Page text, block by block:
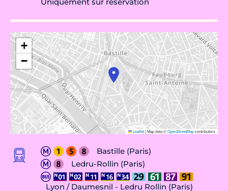
+
−
Leaflet|Map data ©OpenStreetMapcontributors
Bastille (Paris)
Ledru-Rollin (Paris)
Lyon / Daumesnil - Ledru Rollin (Paris)